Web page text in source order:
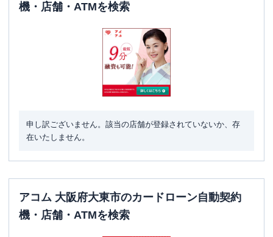
機・店舗・ATMを検索
申し訳ございません。該当の店舗が登録されていないか、存
在いたしません。
アコム 大阪府大東市のカードローン自動契約
機・店舗・ATMを検索